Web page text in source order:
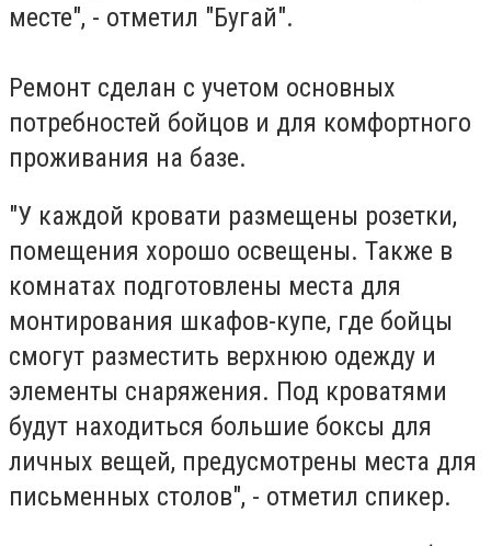
месте", - отметил "Бугай".
Ремонт сделан с учетом основных
потребностей бойцов и для комфортного
проживания на базе.
"У каждой кровати размещены розетки,
помещения хорошо освещены. Также в
комнатах подготовлены места для
монтирования шкафов-купе, где бойцы
смогут разместить верхнюю одежду и
элементы снаряжения. Под кроватями
будут находиться большие боксы для
личных вещей, предусмотрены места для
письменных столов", - отметил спикер.